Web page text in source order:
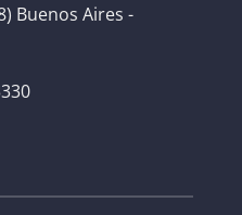
Buenos Aires -